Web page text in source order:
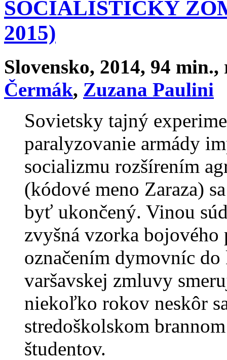
SOCIALISTICKÝ
2015)
Slovensko, 2014, 94
Čermák, Zuzana Paulini
Sovietsky tajný
paralyzovanie armády
socializmu rozšírením
(kódové meno Zaraza)
byť ukončený. Vinou
zvyšná vzorka
označením dymovníc
varšavskej zmluvy
niekoľko rokov neskôr
stredoškolskom
študentov.